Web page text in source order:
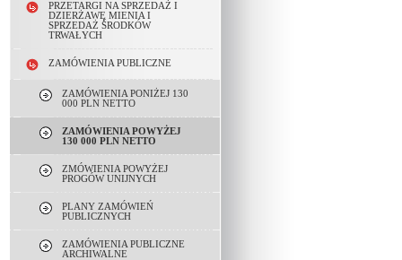
PRZETARGI NA SPRZEDAŻ I
DZIERŻAWĘ MIENIA I
SPRZEDAŻ ŚRODKÓW
TRWAŁYCH
ZAMÓWIENIA PUBLICZNE
ZAMÓWIENIA PONIŻEJ 130
000 PLN NETTO
ZAMÓWIENIA POWYŻEJ
130 000 PLN NETTO
ZMÓWIENIA POWYŻEJ
PROGÓW UNIJNYCH
PLANY ZAMÓWIEŃ
PUBLICZNYCH
ZAMÓWIENIA PUBLICZNE
ARCHIWALNE